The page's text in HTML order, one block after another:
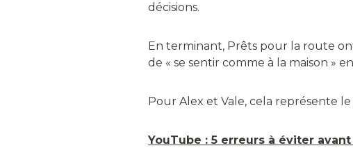
décisions.
En terminant, Prêts pour la route
de « se sentir comme à la maison »
Pour Alex et Vale, cela représente le
YouTube : 5 erreurs à éviter